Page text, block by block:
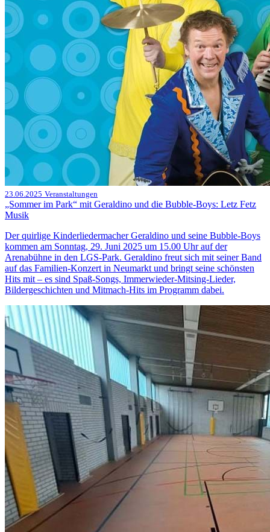
23.06.2025 Veranstaltungen
„Sommer im Park“ mit Geraldino und die Bubble-Boys: Letz Fetz
Musik
Der quirlige Kinderliedermacher Geraldino und seine Bubble-Boys
kommen am Sonntag, 29. Juni 2025 um 15.00 Uhr auf der
Arenabühne in den LGS-Park. Geraldino freut sich mit seiner Band
auf das Familien-Konzert in Neumarkt und bringt seine schönsten
Hits mit – es sind Spaß-Songs, Immerwieder-Mitsing-Lieder,
Bildergeschichten und Mitmach-Hits im Programm dabei.